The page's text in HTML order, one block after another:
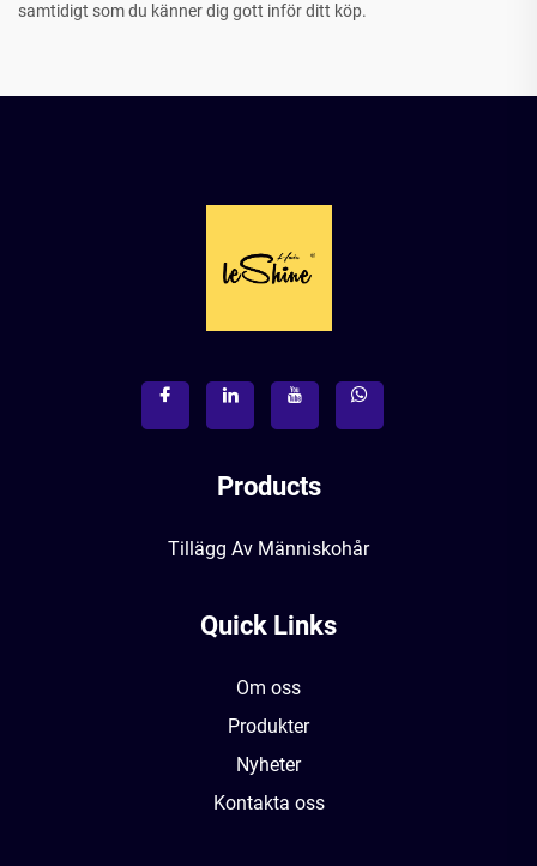
samtidigt som du känner dig gott inför ditt köp.
Products
Tillägg Av Människohår
Quick Links
Om oss
Produkter
Nyheter
Kontakta oss